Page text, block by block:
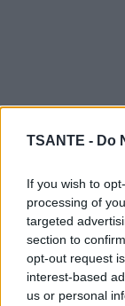
TSANTE - Do
If you wish to
processing of
targeted
section to
opt-out request
interest-based
us or personal